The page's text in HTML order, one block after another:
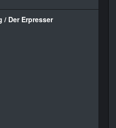
/ Der Erpresser